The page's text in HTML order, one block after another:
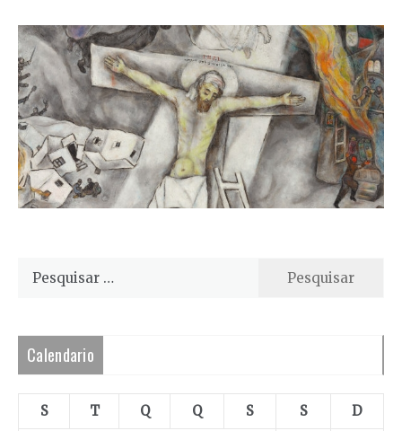
Pesquisar
Calendario
S T Q Q S S
D